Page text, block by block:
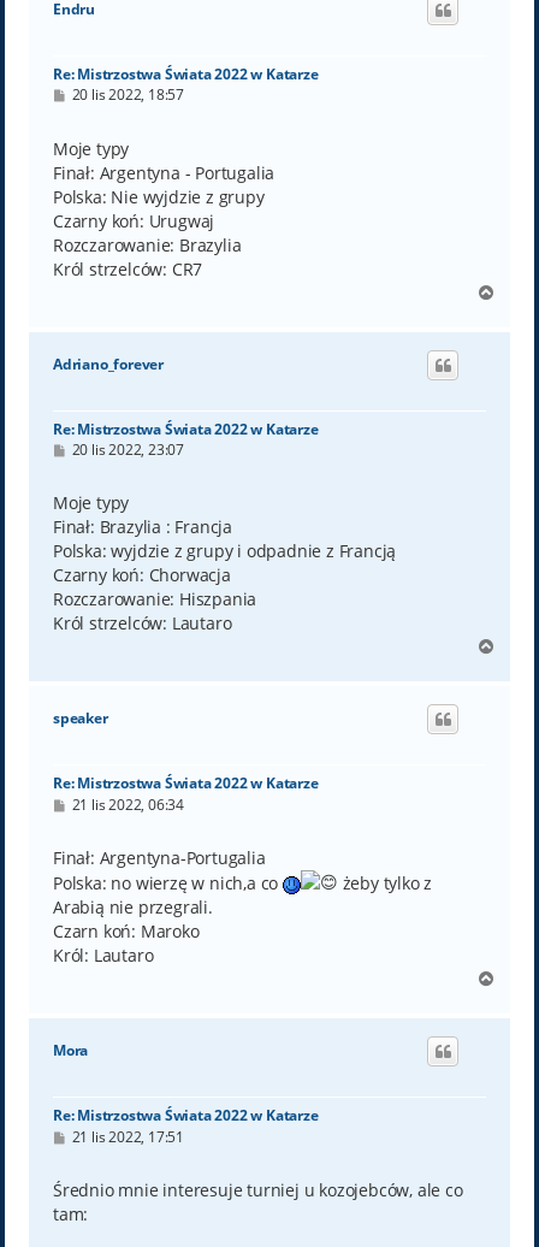
Endru
Re: Mistrzostwa Świata 2022 w Katarze
P
t
20 lis 2022, 18:57
Moje typy
Finał: Argentyna - Portugalia
Polska: Nie wyjdzie z grupy
Czarny koń: Urugwaj
Rozczarowanie: Brazylia
Król strzelców: CR7
g
Adriano_forever
Re: Mistrzostwa Świata 2022 w Katarze
P
t
20 lis 2022, 23:07
Moje typy
Finał: Brazylia : Francja
Polska: wyjdzie z grupy i odpadnie z Francją
Czarny koń: Chorwacja
Rozczarowanie: Hiszpania
Król strzelców: Lautaro
g
speaker
Re: Mistrzostwa Świata 2022 w Katarze
P
t
21 lis 2022, 06:34
Finał: Argentyna-Portugalia
Polska: no wierzę w nich,a co
żeby tylko z
Arabią nie przegrali.
Czarn koń: Maroko
Król: Lautaro
g
Mora
Re: Mistrzostwa Świata 2022 w Katarze
P
t
21 lis 2022, 17:51
Średnio mnie interesuje turniej u kozojebców, ale co
tam: